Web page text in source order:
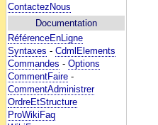
ContactezNous
Documentation
RéférenceEnLigne
Syntaxes - CdmlElements
Commandes - Options
CommentFaire -
CommentAdministrer
OrdreEtStructure
ProWikiFaq